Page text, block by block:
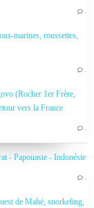
…
marines, roussettes,
…
(Rocher 1er Frère,
vers la France
…
- Papouasie - Indonésie
…
de Mahé, snorkeling,